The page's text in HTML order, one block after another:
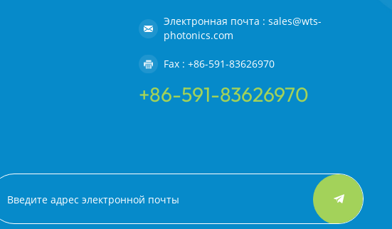
Электронная почта : sales@wts-
photonics.com
Fax : +86-591-83626970
+86-591-83626970